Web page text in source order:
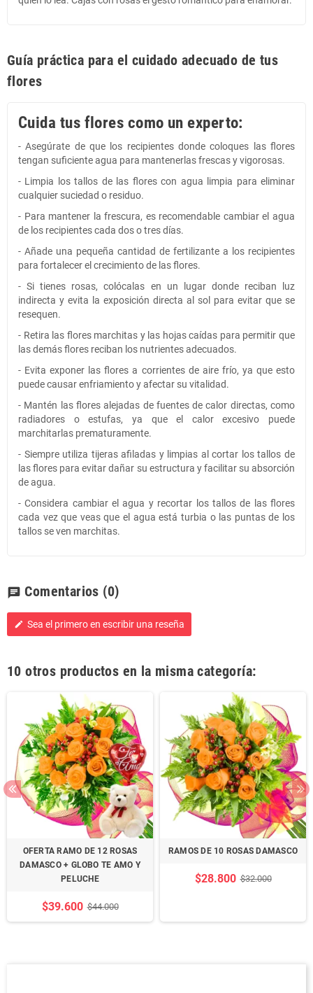
Guía práctica para el cuidado adecuado de tus
flores
Cuida tus flores como un experto:
- Asegúrate de que los recipientes donde coloques las flores
tengan suficiente agua para mantenerlas frescas y vigorosas.
- Limpia los tallos de las flores con agua limpia para eliminar
cualquier suciedad o residuo.
- Para mantener la frescura, es recomendable cambiar el agua
de los recipientes cada dos o tres días.
- Añade una pequeña cantidad de fertilizante a los recipientes
para fortalecer el crecimiento de las flores.
- Si tienes rosas, colócalas en un lugar donde reciban luz
indirecta y evita la exposición directa al sol para evitar que se
resequen.
- Retira las flores marchitas y las hojas caídas para permitir que
las demás flores reciban los nutrientes adecuados.
- Evita exponer las flores a corrientes de aire frío, ya que esto
puede causar enfriamiento y afectar su vitalidad.
- Mantén las flores alejadas de fuentes de calor directas, como
radiadores o estufas, ya que el calor excesivo puede
marchitarlas prematuramente.
- Siempre utiliza tijeras afiladas y limpias al cortar los tallos de
las flores para evitar dañar su estructura y facilitar su absorción
de agua.
- Considera cambiar el agua y recortar los tallos de las flores
cada vez que veas que el agua está turbia o las puntas de los
tallos se ven marchitas.
chat Comentarios (0)
edit Sea el primero en escribir una reseña
10 otros productos en la misma categoría:
OFERTA RAMO DE 12 ROSAS
DAMASCO + GLOBO TE AMO Y
PELUCHE
$39.600 $44.000
RAMOS DE 10 ROSAS DAMASCO
$28.800 $32.000